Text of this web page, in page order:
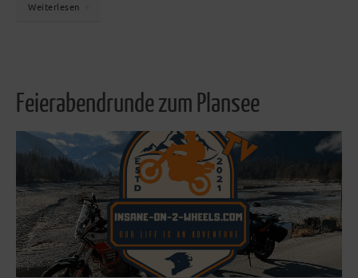
Weiterlesen
Feierabendrunde zum Plansee